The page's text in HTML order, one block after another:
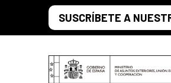
Saltar al contenido principal
SUSCRÍBETE A